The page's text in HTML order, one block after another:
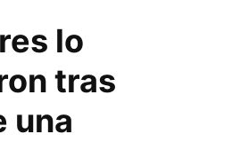
lo
tras
una